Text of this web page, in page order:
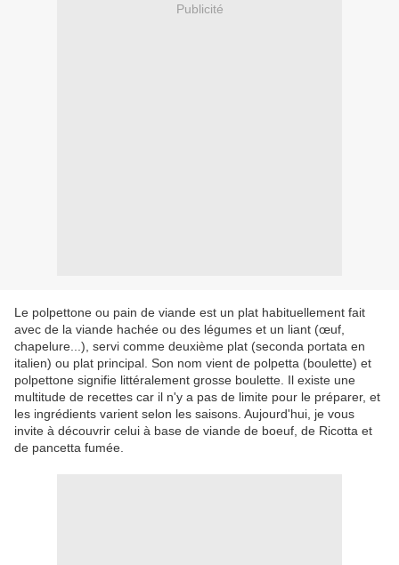
Publicité
Le polpettone ou pain de viande est un plat habituellement fait
avec de la viande hachée ou des légumes et un liant (œuf,
chapelure...), servi comme deuxième plat (seconda portata en
italien) ou plat principal. Son nom vient de polpetta (boulette) et
polpettone signifie littéralement grosse boulette. Il existe une
multitude de recettes car il n'y a pas de limite pour le préparer, et
les ingrédients varient selon les saisons. Aujourd'hui, je vous
invite à découvrir celui à base de viande de boeuf, de Ricotta et
de pancetta fumée.